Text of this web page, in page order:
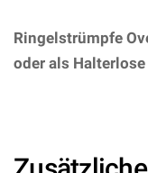
Ringelstrümpfe
oder als